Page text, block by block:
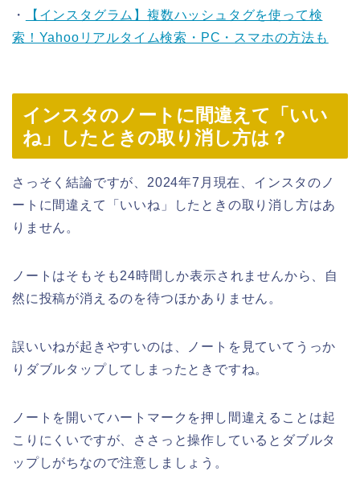
・
【インスタグラム】複数ハッシュタグを使って検
索！Yahooリアルタイム検索・PC・スマホの方法も
インスタのノートに間違えて「いい
ね」したときの取り消し方は？
さっそく結論ですが、2024年7月現在、インスタのノ
ートに間違えて「いいね」したときの取り消し方はあ
りません。
ノートはそもそも24時間しか表示されませんから、自
然に投稿が消えるのを待つほかありません。
誤いいねが起きやすいのは、ノートを見ていてうっか
りダブルタップしてしまったときですね。
ノートを開いてハートマークを押し間違えることは起
こりにくいですが、ささっと操作しているとダブルタ
ップしがちなので注意しましょう。